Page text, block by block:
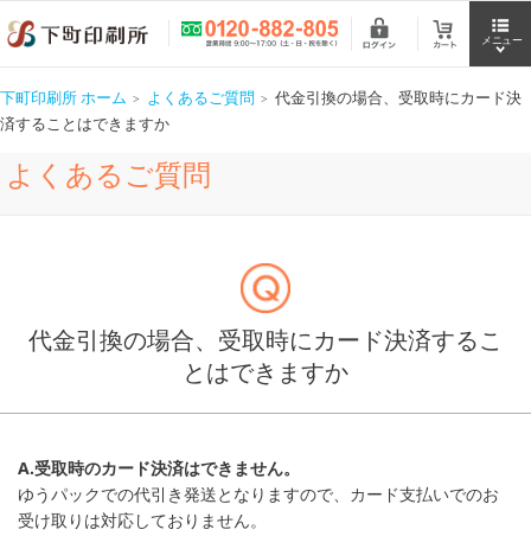
下町印刷所 ホーム よくあるご質問
代金引換の場合、受取時にカード決
済することはできますか
よくあるご質問
代金引換の場合、受取時にカード決済するこ
とはできますか
A.受取時のカード決済はできません。
ゆうパックでの代引き発送となりますので、カード支払いでのお
受け取りは対応しておりません。